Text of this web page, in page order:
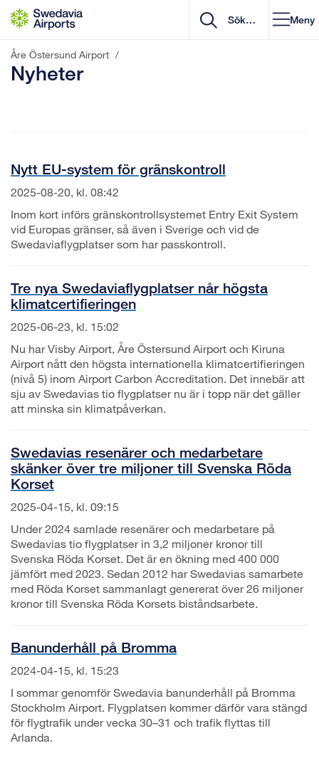
Gå till innehåll
Meny
Åre Östersund Airport /
Nyheter
Nytt EU-system för gränskontroll
2025-08-20, kl. 08:42
Inom kort införs gränskontrollsystemet Entry Exit System
vid Europas gränser, så även i Sverige och vid de
Swedaviaflygplatser som har passkontroll.
Tre nya Swedaviaflygplatser når högsta
klimatcertifieringen
2025-06-23, kl. 15:02
Nu har Visby Airport, Åre Östersund Airport och Kiruna
Airport nått den högsta internationella klimatcertifieringen
(nivå 5) inom Airport Carbon Accreditation. Det innebär att
sju av Swedavias tio flygplatser nu är i topp när det gäller
att minska sin klimatpåverkan.
Swedavias resenärer och medarbetare
skänker över tre miljoner till Svenska Röda
Korset
2025-04-15, kl. 09:15
Under 2024 samlade resenärer och medarbetare på
Swedavias tio flygplatser in 3,2 miljoner kronor till
Svenska Röda Korset. Det är en ökning med 400 000
jämfört med 2023. Sedan 2012 har Swedavias samarbete
med Röda Korset sammanlagt genererat över 26 miljoner
kronor till Svenska Röda Korsets biståndsarbete.
Banunderhåll på Bromma
2024-04-15, kl. 15:23
I sommar genomför Swedavia banunderhåll på Bromma
Stockholm Airport. Flygplatsen kommer därför vara stängd
för flygtrafik under vecka 30–31 och trafik flyttas till
Arlanda.